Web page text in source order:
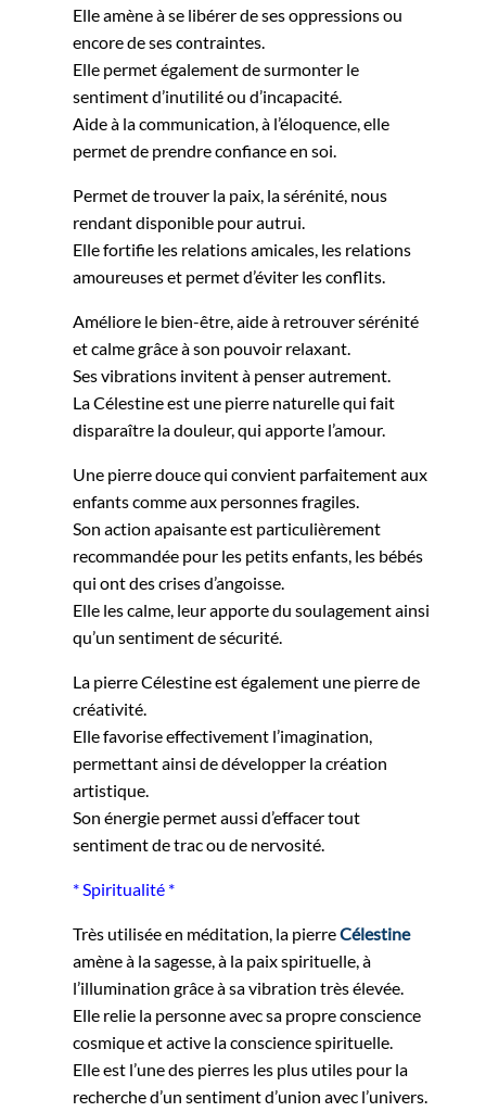
Elle amène à se libérer de ses oppressions ou
encore de ses contraintes.
Elle permet également de surmonter le
sentiment d’inutilité ou d’incapacité.
Aide à la communication, à l’éloquence, elle
permet de prendre confiance en soi.
Permet de trouver la paix, la sérénité, nous
rendant disponible pour autrui.
Elle fortifie les relations amicales, les relations
amoureuses et permet d’éviter les conflits.
Améliore le bien-être, aide à retrouver sérénité
et calme grâce à son pouvoir relaxant.
Ses vibrations invitent à penser autrement.
La Célestine est une pierre naturelle qui fait
disparaître la douleur, qui apporte l’amour.
Une pierre douce qui convient parfaitement aux
enfants comme aux personnes fragiles.
Son action apaisante est particulièrement
recommandée pour les petits enfants, les bébés
qui ont des crises d’angoisse.
Elle les calme, leur apporte du soulagement ainsi
qu’un sentiment de sécurité.
La pierre Célestine est également une pierre de
créativité.
Elle favorise effectivement l’imagination,
permettant ainsi de développer la création
artistique.
Son énergie permet aussi d’effacer tout
sentiment de trac ou de nervosité.
* Spiritualité *
Très utilisée en méditation, la pierreCélestine
amène à la sagesse, à la paix spirituelle, à
l’illumination grâce à sa vibration très élevée.
Elle relie la personne avec sa propre conscience
cosmique et active la conscience spirituelle.
Elle est l’une des pierres les plus utiles pour la
recherche d’un sentiment d’union avec l’univers.